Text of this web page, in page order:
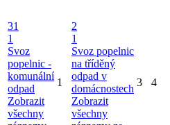
31
1
Svoz
popelnic -
komunální
odpad
Zobrazit
všechny
1
2
1
Svoz popelnic
na tříděný
odpad v
domácnostech
Zobrazit
všechny
3 4